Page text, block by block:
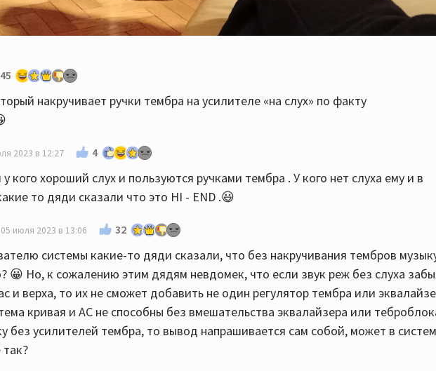
45
накручивает ручки тембра на усилителе «на слух» по факту
2023 в 12:27 4
хороший слух и пользуются ручками тембра . У кого нет слуха ему и в
то дяди сказали что это HI - END .😃
05 июля 2023 в 13:06 32
системы какие-то дяди сказали, что без накручивания тембров
😀 Но, к сожалению этим дядям невдомек, что если звук реж без слуха
и верха, то их не сможет добавить не один регулятор тембра или
кривая и АС не способны без вмешательства эквалайзера или
без усилителей тембра, то вывод напрашивается сам собой, может в